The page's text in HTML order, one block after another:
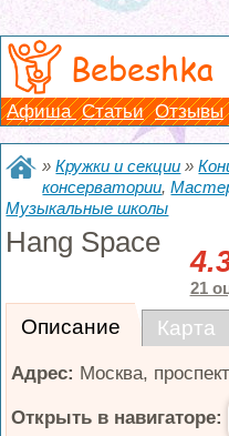
Bebeshka
Афиша Статьи Отзывы
»Кружки и секции »
консерватории,
Музыкальные школы
Hang Space
21
Описание Карта
Адрес: Москва,
Открыть в навигаторе: